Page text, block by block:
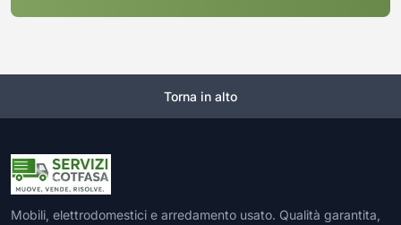
Torna in alto
Mobili, elettrodomestici e arredamento usato. Qualità garantita,